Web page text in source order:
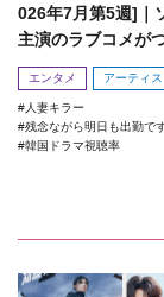
026年7月第5週]｜
主演のラブコメが
回！
エンタメ アーティス
人妻キラー
残念ながら明日も出勤で
韓国ドラマ視聴率